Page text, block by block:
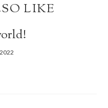
LIKE